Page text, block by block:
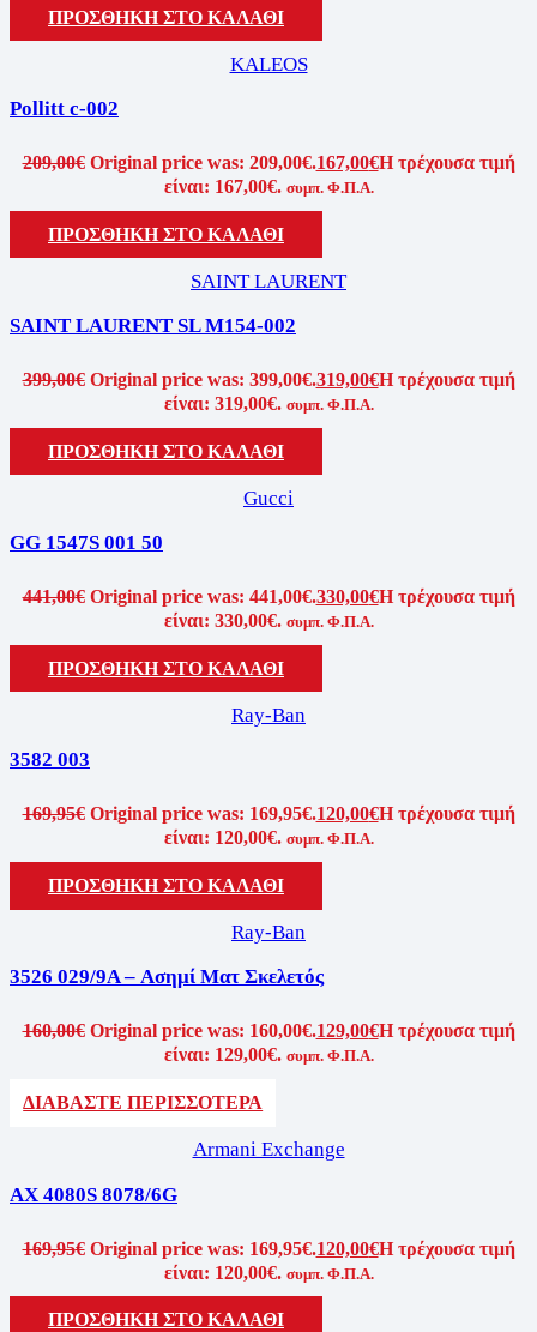
ΠΡΟΣΘΗΚΗ ΣΤΟ ΚΑΛΑΘΙ
KALEOS
Pollitt c-002
209,00€ Original price was: 209,00€.167,00€Η τρέχουσα τιμή
είναι: 167,00€. συμπ. Φ.Π.Α.
ΠΡΟΣΘΗΚΗ ΣΤΟ ΚΑΛΑΘΙ
SAINT LAURENT
SAINT LAURENT SL M154-002
399,00€ Original price was: 399,00€.319,00€Η τρέχουσα τιμή
είναι: 319,00€. συμπ. Φ.Π.Α.
ΠΡΟΣΘΗΚΗ ΣΤΟ ΚΑΛΑΘΙ
Gucci
GG 1547S 001 50
441,00€ Original price was: 441,00€.330,00€Η τρέχουσα τιμή
είναι: 330,00€. συμπ. Φ.Π.Α.
ΠΡΟΣΘΗΚΗ ΣΤΟ ΚΑΛΑΘΙ
Ray-Ban
3582 003
169,95€ Original price was: 169,95€.120,00€Η τρέχουσα τιμή
είναι: 120,00€. συμπ. Φ.Π.Α.
ΠΡΟΣΘΗΚΗ ΣΤΟ ΚΑΛΑΘΙ
Ray-Ban
3526 029/9A – Ασημί Ματ Σκελετός
160,00€ Original price was: 160,00€.129,00€Η τρέχουσα τιμή
είναι: 129,00€. συμπ. Φ.Π.Α.
ΔΙΑΒΑΣΤΕ ΠΕΡΙΣΣΟΤΕΡΑ
Armani Exchange
AX 4080S 8078/6G
169,95€ Original price was: 169,95€.120,00€Η τρέχουσα τιμή
είναι: 120,00€. συμπ. Φ.Π.Α.
ΠΡΟΣΘΗΚΗ ΣΤΟ ΚΑΛΑΘΙ